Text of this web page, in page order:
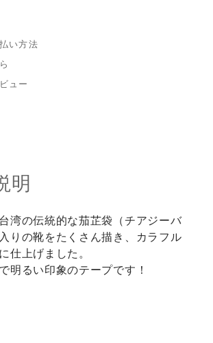
い方法
ュー
明
湾の伝統的な茄芷袋（チアジーバ
りの靴をたくさん描き、カラフル
仕上げました。
明るい印象のテープです！